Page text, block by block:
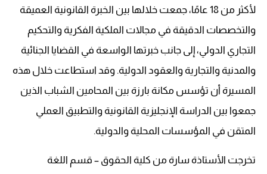
لأكثر من 18 عامًا، جمعت خلالها بين الخبرة القانونية العميقة
والتخصصات الدقيقة في مجالات الملكية الفكرية والتحكيم
التجاري الدولي، إلى جانب خبرتها الواسعة في القضايا الجنائية
والمدنية والتجارية والعقود الدولية. وقد استطاعت خلال هذه
المسيرة أن تؤسس مكانة بارزة بين المحامين الشباب الذين
جمعوا بين الدراسة الإنجليزية القانونية والتطبيق العملي
المتقن في المؤسسات المحلية والدولية.
تخرجت الأستاذة سارة من كلية الحقوق – قسم اللغة